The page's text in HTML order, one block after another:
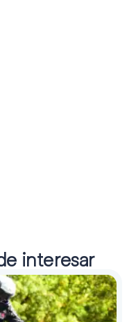
interesar